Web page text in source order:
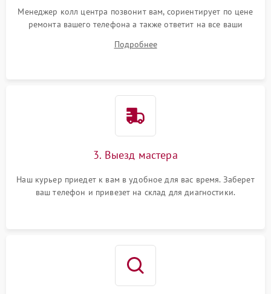
Менеджер колл центра позвонит вам, сориентирует по цене
ремонта вашего телефона а также ответит на все ваши
Подробнее
3. Выезд мастера
Наш курьер приедет к вам в удобное для вас время. Заберет
ваш телефон и привезет на склад для диагностики.